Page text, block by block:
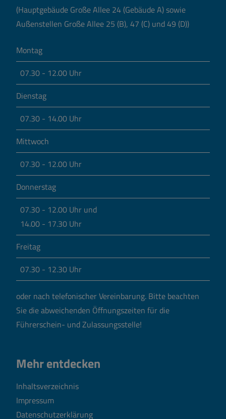
(Hauptgebäude Große Allee 24 (Gebäude A) sowie
Außenstellen Große Allee 25 (B), 47 (C) und 49 (D))
Montag
07.30 - 12.00 Uhr
Dienstag
07.30 - 14.00 Uhr
Mittwoch
07.30 - 12.00 Uhr
Donnerstag
07.30 - 12.00 Uhr und
14.00 - 17.30 Uhr
Freitag
07.30 - 12.30 Uhr
oder nach telefonischer Vereinbarung. Bitte beachten
Sie die abweichenden Öffnungszeiten für die
Führerschein- und Zulassungsstelle!
Mehr entdecken
Inhaltsverzeichnis
Impressum
Datenschutzerklärung